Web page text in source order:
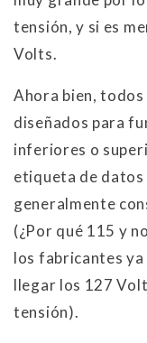
tensión, y si es
Volts.
Ahora bien,
diseñados para
inferiores o
etiqueta de datos
generalmente
(¿Por qué 115 y
los fabricantes ya
llegar los 127
tensión).